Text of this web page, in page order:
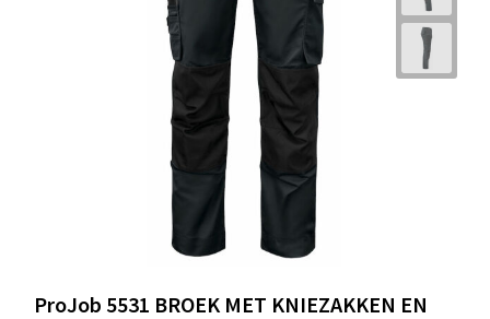
ProJob 5531 BROEK MET KNIEZAKKEN EN